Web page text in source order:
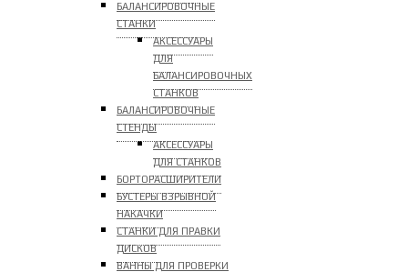
БАЛАНСИРОВОЧНЫЕ
СТАНКИ
АКСЕССУАРЫ
ДЛЯ
БАЛАНСИРОВОЧНЫХ
СТАНКОВ
БАЛАНСИРОВОЧНЫЕ
СТЕНДЫ
АКСЕССУАРЫ
ДЛЯ СТАНКОВ
БОРТОРАСШИРИТЕЛИ
БУСТЕРЫ ВЗРЫВНОЙ
НАКАЧКИ
СТАНКИ ДЛЯ ПРАВКИ
ДИСКОВ
ВАННЫ ДЛЯ ПРОВЕРКИ